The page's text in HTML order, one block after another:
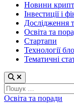
Новини
Інвестиції і
Дослідження
Освіта та
Стартапи
Технології
Тематичні
Пошук:
Posted
Освіта та поради